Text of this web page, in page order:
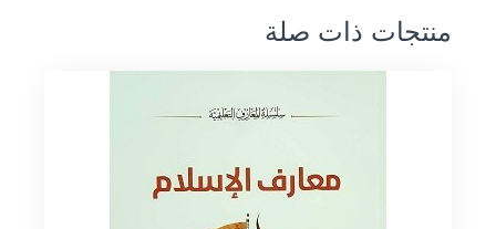
منتجات ذات صلة